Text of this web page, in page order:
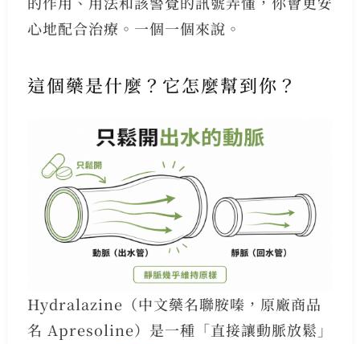
心地配合治療。一個一個來說。
這個藥是什麼？它怎麼幫到你？
Hydralazine（中文藥名聯胺嗪，原廠商品
名 Apresoline）是一種「直接讓動脈放鬆」